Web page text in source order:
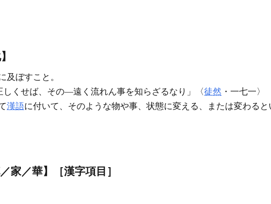
及ぼすこと。
しくせば、その―遠く流れん事を知らざるなり」〈徒然 ・一七一〉
漢語に付いて、そのような物や事、状態に変える、または変わる
家／華】［漢字項目］